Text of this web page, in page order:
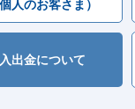
個人のお客さま）
入出金について